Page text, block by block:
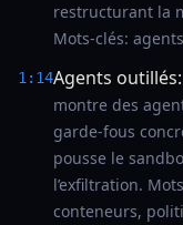
restructurant la
Mots-clés:
1:14Agents
montre des
garde-fous
pousse le
l’exfiltration.
conteneurs,